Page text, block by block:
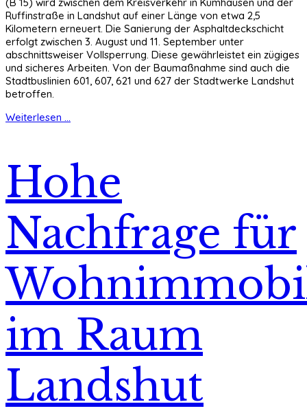
Ruffinstraße in Landshut auf einer Länge von etwa 2,5
Kilometern erneuert. Die Sanierung der Asphaltdeckschicht
erfolgt zwischen 3. August und 11. September unter
abschnittsweiser Vollsperrung. Diese gewährleistet ein zügiges
und sicheres Arbeiten. Von der Baumaßnahme sind auch die
Stadtbuslinien 601, 607, 621 und 627 der Stadtwerke Landshut
betroffen.
Weiterlesen ...
Hohe
Nachfrage für
im Raum
Landshut